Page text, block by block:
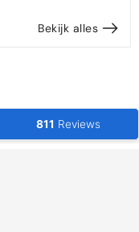
Bekijk alles